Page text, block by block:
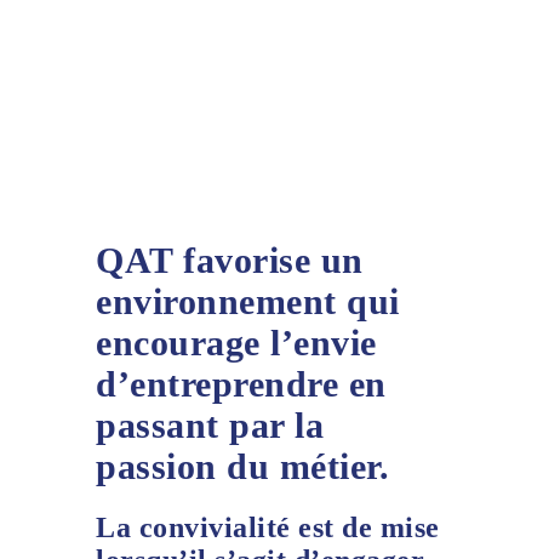
QAT favorise un
environnement qui
encourage l’envie
d’entreprendre en
passant par la
passion du métier.
La convivialité est de mise